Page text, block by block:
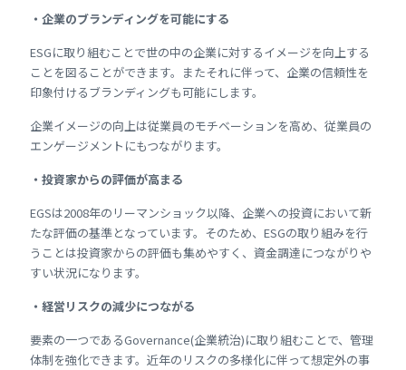
・企業のブランディングを可能にする
ESGに取り組むことで世の中の企業に対するイメージを向上する
ことを図ることができます。またそれに伴って、企業の信頼性を
印象付けるブランディングも可能にします。
企業イメージの向上は従業員のモチベーションを高め、従業員の
エンゲージメントにもつながります。
・投資家からの評価が高まる
EGSは2008年のリーマンショック以降、企業への投資において新
たな評価の基準となっています。そのため、ESGの取り組みを行
うことは投資家からの評価も集めやすく、資金調達につながりや
すい状況になります。
・経営リスクの減少につながる
要素の一つであるGovernance(企業統治)に取り組むことで、管理
体制を強化できます。近年のリスクの多様化に伴って想定外の事